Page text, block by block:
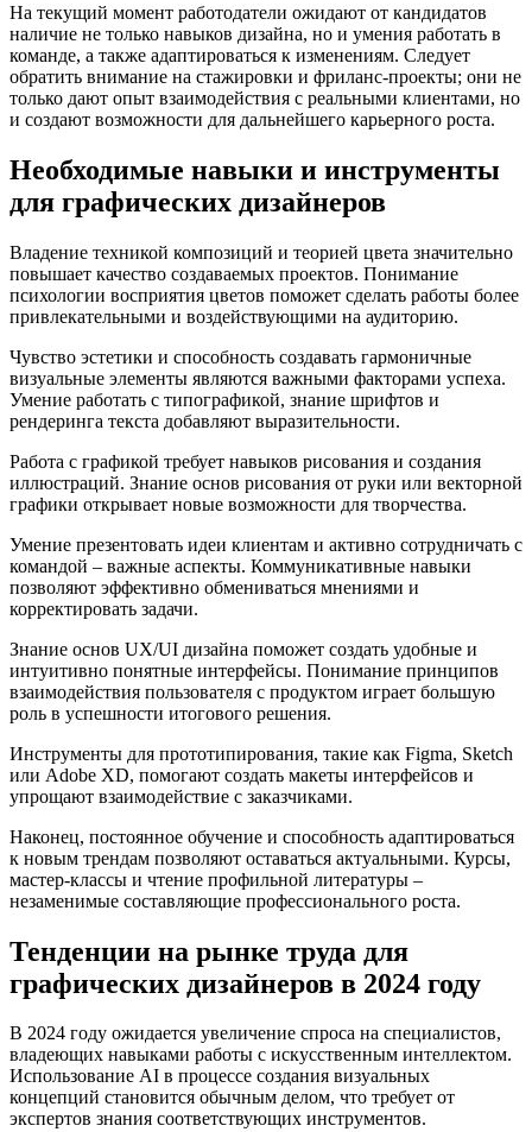
На текущий момент работодатели ожидают от кандидатов
наличие не только навыков дизайна, но и умения работать в
команде, а также адаптироваться к изменениям. Следует
обратить внимание на стажировки и фриланс-проекты; они не
только дают опыт взаимодействия с реальными клиентами, но
и создают возможности для дальнейшего карьерного роста.
Необходимые навыки и инструменты
для графических дизайнеров
Владение техникой композиций и теорией цвета значительно
повышает качество создаваемых проектов. Понимание
психологии восприятия цветов поможет сделать работы более
привлекательными и воздействующими на аудиторию.
Чувство эстетики и способность создавать гармоничные
визуальные элементы являются важными факторами успеха.
Умение работать с типографикой, знание шрифтов и
рендеринга текста добавляют выразительности.
Работа с графикой требует навыков рисования и создания
иллюстраций. Знание основ рисования от руки или векторной
графики открывает новые возможности для творчества.
Умение презентовать идеи клиентам и активно сотрудничать с
командой – важные аспекты. Коммуникативные навыки
позволяют эффективно обмениваться мнениями и
корректировать задачи.
Знание основ UX/UI дизайна поможет создать удобные и
интуитивно понятные интерфейсы. Понимание принципов
взаимодействия пользователя с продуктом играет большую
роль в успешности итогового решения.
Инструменты для прототипирования, такие как Figma, Sketch
или Adobe XD, помогают создать макеты интерфейсов и
упрощают взаимодействие с заказчиками.
Наконец, постоянное обучение и способность адаптироваться
к новым трендам позволяют оставаться актуальными. Курсы,
мастер-классы и чтение профильной литературы –
незаменимые составляющие профессионального роста.
Тенденции на рынке труда для
графических дизайнеров в 2024 году
В 2024 году ожидается увеличение спроса на специалистов,
владеющих навыками работы с искусственным интеллектом.
Использование AI в процессе создания визуальных
концепций становится обычным делом, что требует от
экспертов знания соответствующих инструментов.